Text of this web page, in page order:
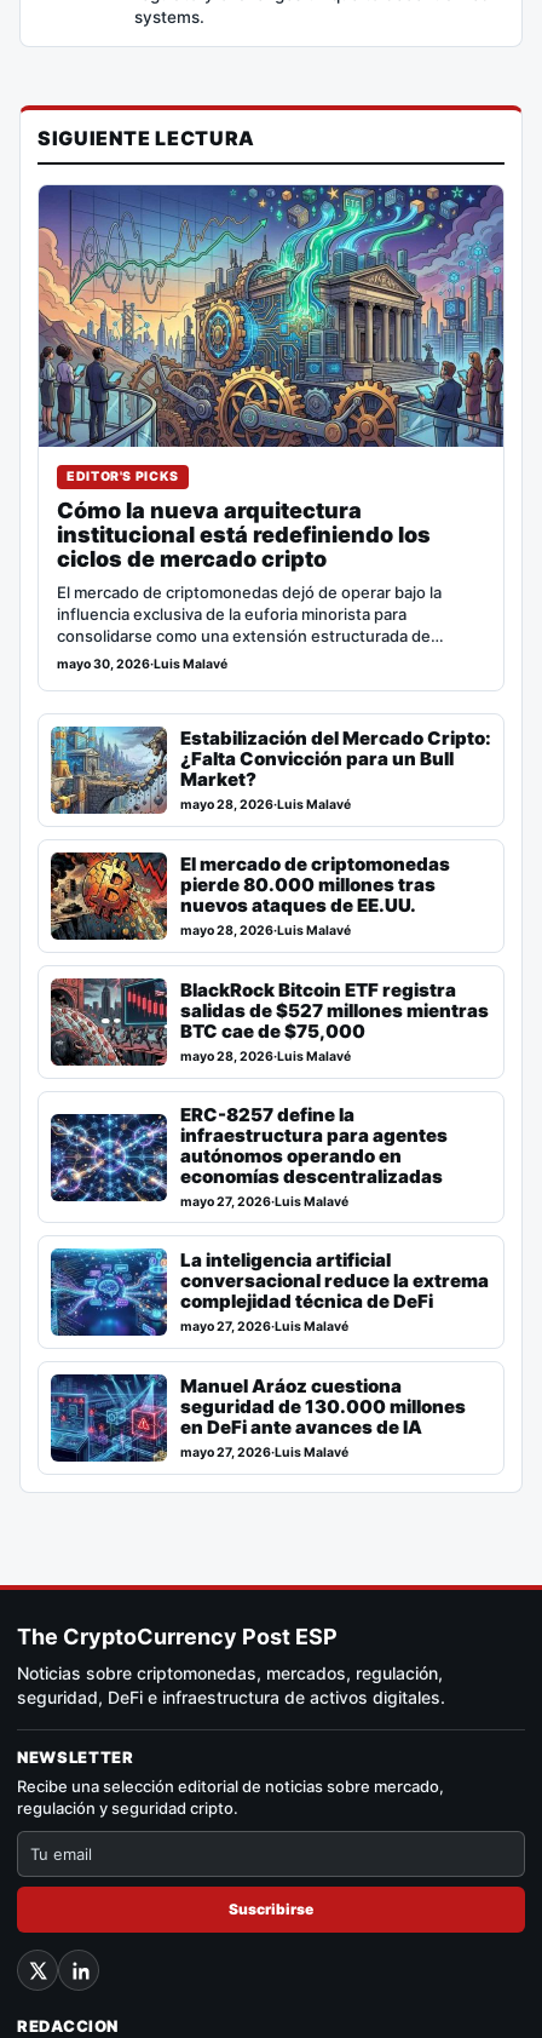
systems.
SIGUIENTE LECTURA
EDITOR'S PICKS
Cómo la nueva arquitectura
institucional está redefiniendo los
ciclos de mercado cripto
El mercado de criptomonedas dejó de operar bajo la
influencia exclusiva de la euforia minorista para
consolidarse como una extensión estructurada de…
mayo 30, 2026·Luis Malavé
Estabilización del Mercado Cripto:
¿Falta Convicción para un Bull
Market?
mayo 28, 2026·Luis Malavé
El mercado de criptomonedas
pierde 80.000 millones tras
nuevos ataques de EE.UU.
mayo 28, 2026·Luis Malavé
BlackRock Bitcoin ETF registra
salidas de $527 millones mientras
BTC cae de $75,000
mayo 28, 2026·Luis Malavé
ERC-8257 define la
infraestructura para agentes
autónomos operando en
economías descentralizadas
mayo 27, 2026·Luis Malavé
La inteligencia artificial
conversacional reduce la extrema
complejidad técnica de DeFi
mayo 27, 2026·Luis Malavé
Manuel Aráoz cuestiona
seguridad de 130.000 millones
en DeFi ante avances de IA
mayo 27, 2026·Luis Malavé
The CryptoCurrency Post ESP
Noticias sobre criptomonedas, mercados, regulación,
seguridad, DeFi e infraestructura de activos digitales.
NEWSLETTER
Recibe una selección editorial de noticias sobre mercado,
regulación y seguridad cripto.
Suscribirse
REDACCION